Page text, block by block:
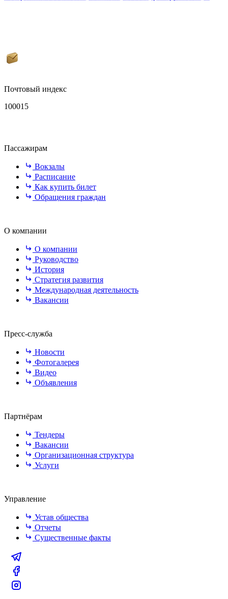
Почтовый индекс
100015
Пассажирам
Вокзалы
Расписание
Как купить билет
Обращения граждан
О компании
О компании
Руководство
История
Стратегия развития
Международная деятельность
Вакансии
Пресс-служба
Новости
Фотогалерея
Видео
Объявления
Партнёрам
Тендеры
Вакансии
Организационная структура
Услуги
Управление
Устав общества
Отчеты
Существенные факты